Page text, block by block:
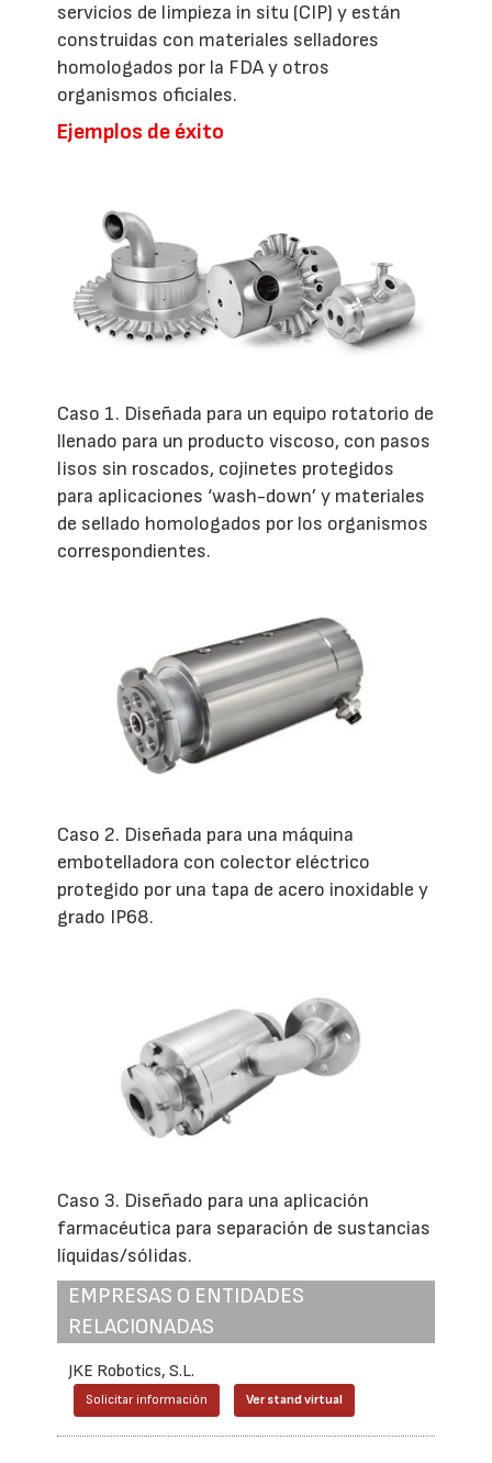
servicios de limpieza in situ (CIP) y están
construidas con materiales selladores
homologados por la FDA y otros
organismos oficiales.
Ejemplos de éxito
Caso 1. Diseñada para un equipo rotatorio de
llenado para un producto viscoso, con pasos
lisos sin roscados, cojinetes protegidos
para aplicaciones ‘wash-down’ y materiales
de sellado homologados por los organismos
correspondientes.
Caso 2. Diseñada para una máquina
embotelladora con colector eléctrico
protegido por una tapa de acero inoxidable y
grado IP68.
Caso 3. Diseñado para una aplicación
farmacéutica para separación de sustancias
líquidas/sólidas.
EMPRESAS O ENTIDADES
RELACIONADAS
JKE Robotics, S.L.
Solicitar información Ver stand virtual